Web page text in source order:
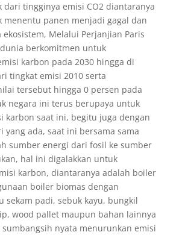
dari tingginya emisi CO2 diantaranya
menentu panen menjadi gagal dan
Melalui Perjanjian Paris
berkomitmen untuk
karbon pada 2030 hingga di
tingkat emisi 2010 serta
tersebut hingga 0 persen pada
negara ini terus berupaya untuk
karbon saat ini, begitu juga dengan
yang ada, saat ini bersama sama
sumber energi dari fosil ke sumber
hal ini digalakkan untuk
karbon, diantaranya adalah boiler
boiler biomas dengan
sekam padi, sebuk kayu, bungkil
wood pallet maupun bahan lainnya
nyata menurunkan emisi